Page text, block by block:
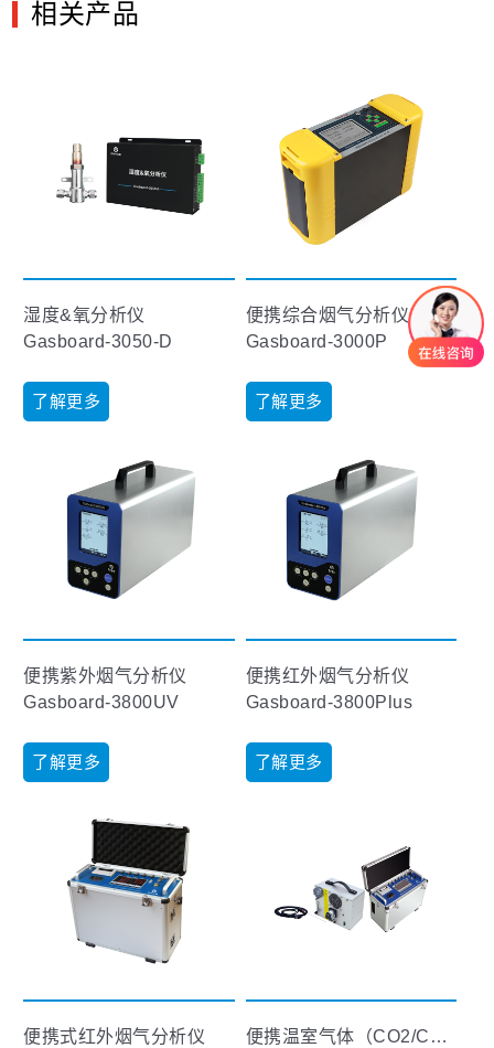
相关产品
湿度&氧分析仪
Gasboard-3050-D
了解更多
便携综合烟气分析仪
Gasboard-3000P
了解更多
便携紫外烟气分析仪
Gasboard-3800UV
了解更多
便携红外烟气分析仪
Gasboard-3800Plus
了解更多
便携式红外烟气分析仪
便携温室气体（CO2/CH4/N2O）排放分析仪